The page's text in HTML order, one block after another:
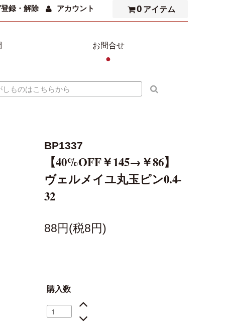
録・解除 アカウント 0 アイテム
お問合せ
●
BP1337
【40%OFF￥145→￥86】
ヴェルメイユ丸玉ピン0.4-
32
88円(税8円)
購入数